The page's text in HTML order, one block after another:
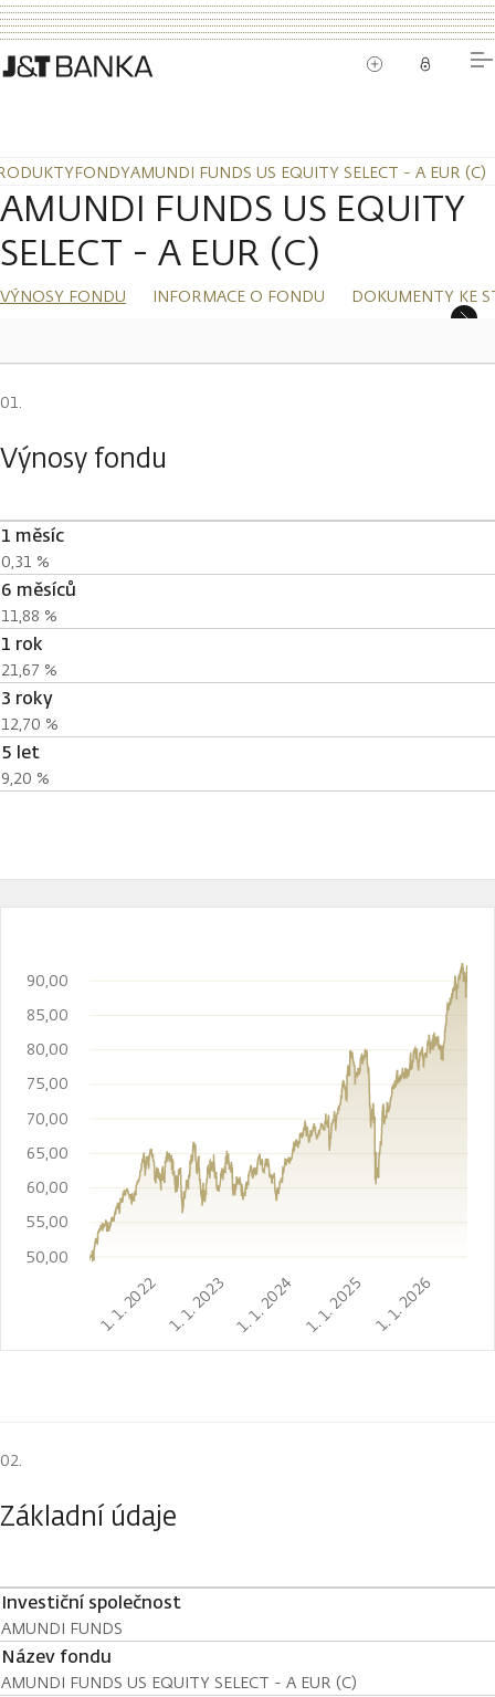
FONDYAMUNDI FUNDS US EQUITY SELECT - A EUR (C)
AMUNDI FUNDS US EQUITY
SELECT - A EUR (C)
VÝNOSY FONDU INFORMACE O FONDU DOKUMENTY KE
Výnosy fondu
1 měsíc
0,31 %
6 měsíců
11,88 %
1 rok
21,67 %
3 roky
12,70 %
5 let
9,20 %
1. 1. 2022 1. 1. 2023 1. 1. 2024 1. 1. 2025 1. 1. 2026
50,00
55,00
60,00
65,00
70,00
75,00
80,00
85,00
90,00
Základní údaje
Investiční společnost
AMUNDI FUNDS
Název fondu
AMUNDI FUNDS US EQUITY SELECT - A EUR (C)